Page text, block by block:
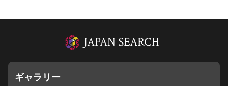
ギャラリー